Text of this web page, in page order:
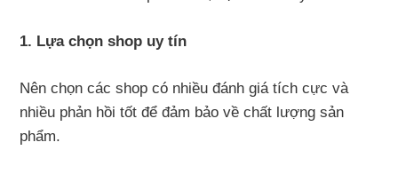
1. Lựa chọn shop uy tín
Nên chọn các shop có nhiều đánh giá tích cực và
nhiều phản hồi tốt để đảm bảo về chất lượng sản
phẩm.